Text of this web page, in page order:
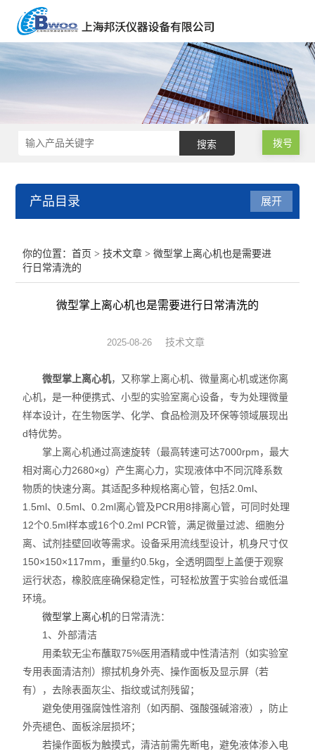
拨号
产品目录
水质分析仪
职业卫生与环境安全检测
气体检测仪
环境检测仪
其它
香港希玛
采样管
荧光检漏
工业设备
实验室设备
展开
你的位置：首页 >技术文章 > 微型掌上离心机也是需要进
行日常清洗的
微型掌上离心机也是需要进行日常清洗的
2025-08-26 技术文章
微型掌上离心机，又称掌上离心机、微量离心机或迷你离
心机，是一种便携式、小型的实验室离心设备，专为处理微量
样本设计，在生物医学、化学、食品检测及环保等领域展现出
d特优势。
掌上离心机通过高速旋转（最高转速可达7000rpm，最大
相对离心力2680×g）产生离心力，实现液体中不同沉降系数
物质的快速分离。其适配多种规格离心管，包括2.0ml、
1.5ml、0.5ml、0.2ml离心管及PCR用8排离心管，可同时处理
12个0.5ml样本或16个0.2ml PCR管，满足微量过滤、细胞分
离、试剂挂壁回收等需求。设备采用流线型设计，机身尺寸仅
150×150×117mm，重量约0.5kg，全透明圆型上盖便于观察
运行状态，橡胶底座确保稳定性，可轻松放置于实验台或低温
环境。
微型掌上离心机的日常清洗：
1、外部清洁
用柔软无尘布蘸取75%医用酒精或中性清洁剂（如实验室
专用表面清洁剂）擦拭机身外壳、操作面板及显示屏（若
有），去除表面灰尘、指纹或试剂残留；
避免使用强腐蚀性溶剂（如丙酮、强酸强碱溶液），防止
外壳褪色、面板涂层损坏；
若操作面板为触摸式，清洁前需先断电，避免液体渗入电